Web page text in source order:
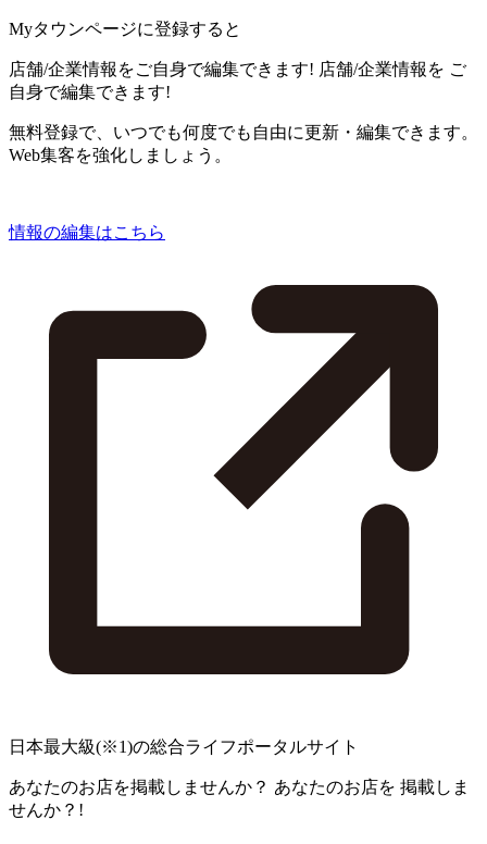
Myタウンページに登録すると
店舗/企業情報をご自身で編集できます! 店舗/企業情報を ご
自身で編集できます!
無料登録で、いつでも何度でも自由に更新・編集できます。
Web集客を強化しましょう。
情報の編集はこちら
日本最大級(※1)の総合ライフポータルサイト
あなたのお店を掲載しませんか？ あなたのお店を 掲載しま
せんか？!